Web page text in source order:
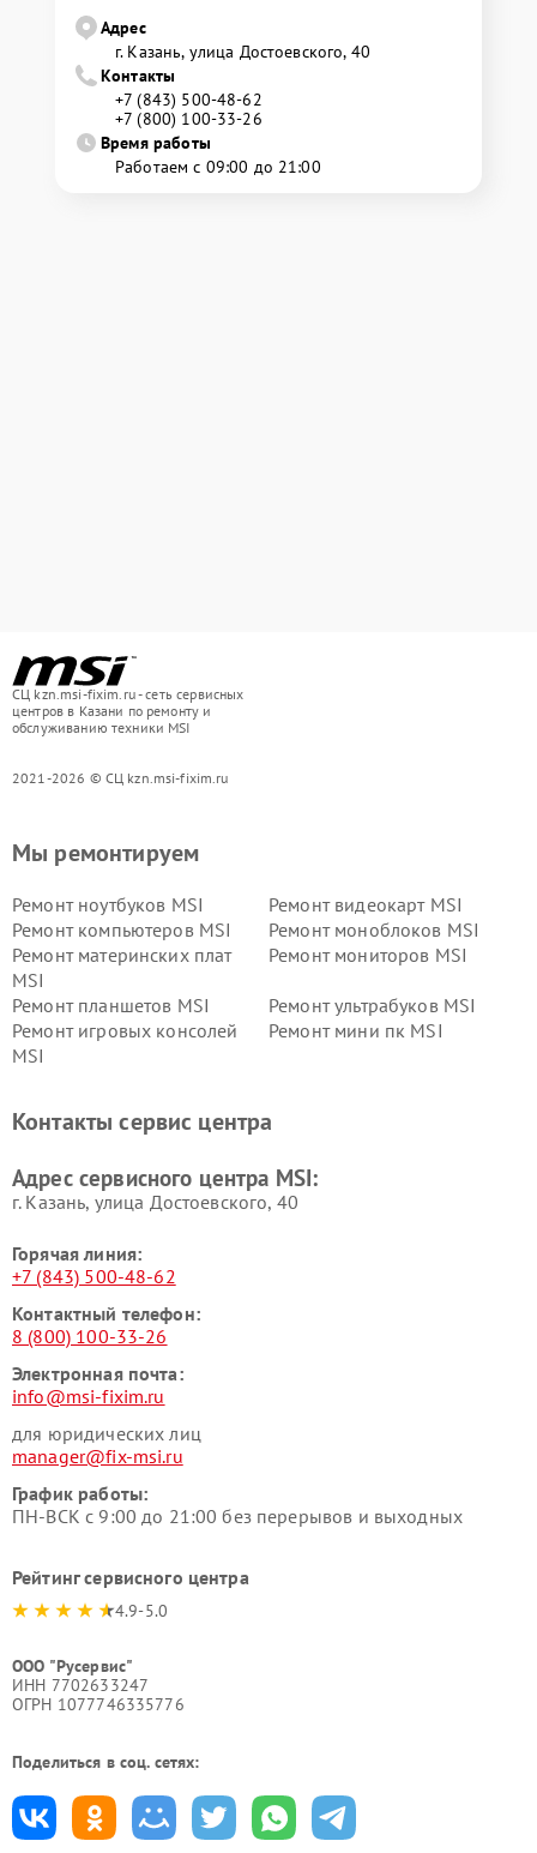
Адрес
г. Казань, улица Достоевского, 40
Контакты
+7 (843) 500-48-62
+7 (800) 100-33-26
Время работы
Работаем с 09:00 до 21:00
СЦ kzn.msi-fixim.ru - сеть сервисных
центров в Казани по ремонту и
обслуживанию техники MSI
2021-2026 © СЦ kzn.msi-fixim.ru
Мы ремонтируем
Ремонт ноутбуков MSI
Ремонт видеокарт MSI
Ремонт компьютеров MSI
Ремонт моноблоков MSI
Ремонт материнских плат
MSI
Ремонт мониторов MSI
Ремонт планшетов MSI
Ремонт ультрабуков MSI
Ремонт игровых консолей
MSI
Ремонт мини пк MSI
Контакты сервис центра
Адрес сервисного центра MSI:
г. Казань, улица Достоевского, 40
Горячая линия:
+7 (843) 500-48-62
Контактный телефон:
8 (800) 100-33-26
Электронная почта:
info@msi-fixim.ru
для юридических лиц
manager@fix-msi.ru
График работы:
ПН-ВСК с 9:00 до 21:00 без перерывов и выходных
Рейтинг сервисного центра
4.9-5.0
ООО "Русервис"
ИНН 7702633247
ОГРН 1077746335776
Поделиться в соц. сетях: